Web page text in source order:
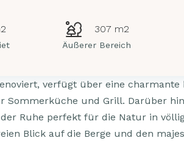
307 m2
Äußerer Bereich
verfügt über eine
Sommerküche und Grill. Darüber
der Ruhe perfekt für die Natur in
Blick auf die Berge und den